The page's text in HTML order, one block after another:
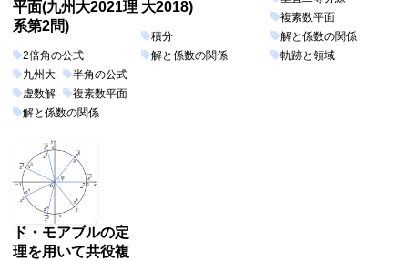
平面(九州大2021理
系第2問)
2倍角の公式
九州大
半角の公式
虚数解
複素数平面
解と係数の関係
大2018)
積分
解と係数の関係
複素数平面
解と係数の関係
軌跡と領域
ド・モアブルの定
理を用いて共役複